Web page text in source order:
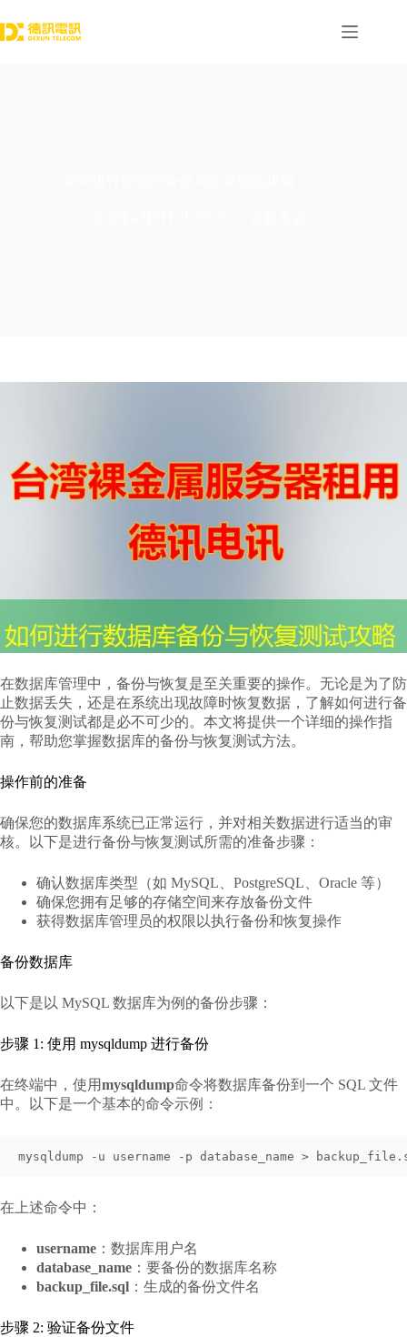
过
内
在数据库管理中，备份与恢复是至关重要的操作。无论是为了防
止数据丢失，还是在系统出现故障时恢复数据，了解如何进行备
份与恢复测试都是必不可少的。本文将提供一个详细的操作指
南，帮助您掌握数据库的备份与恢复测试方法。
操作前的准备
确保您的数据库系统已正常运行，并对相关数据进行适当的审
核。以下是进行备份与恢复测试所需的准备步骤：
确认数据库类型（如 MySQL、PostgreSQL、Oracle 等）
确保您拥有足够的存储空间来存放备份文件
获得数据库管理员的权限以执行备份和恢复操作
备份数据库
以下是以 MySQL 数据库为例的备份步骤：
步骤 1: 使用 mysqldump 进行备份
在终端中，使用mysqldump命令将数据库备份到一个 SQL 文件
中。以下是一个基本的命令示例：
mysqldump -u username -p database_name >
在上述命令中：
username ：数据库用户名
database_name ：要备份的数据库名称
backup_file.sql ：生成的备份文件名
步骤 2: 验证备份文件